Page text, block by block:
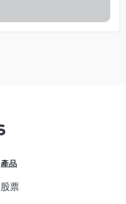
產品
股票